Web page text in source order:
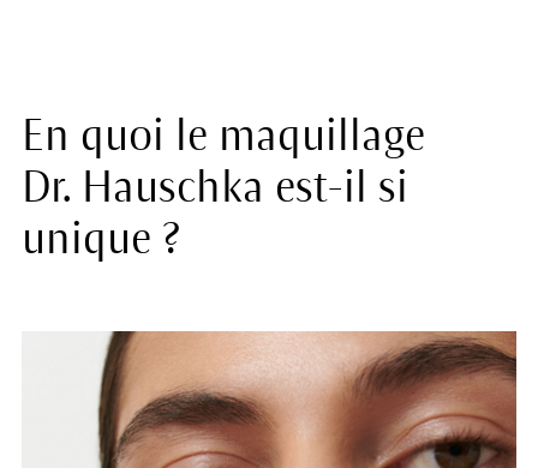
En quoi le maquillage
Dr. Hauschka est-il si
unique ?